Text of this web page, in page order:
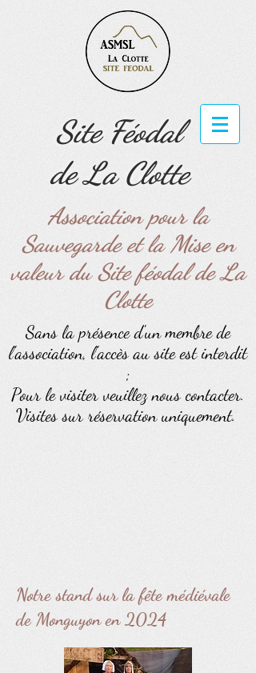
Site Féodal
de La Clotte
Association pour la
Sauvegarde et la Mise en
valeur du Site féodal de La
Clotte
Sans la présence d'un membre de
l'association, l'accès au site est interdit
;
Pour le visiter veuillez nous contacter.
Visites sur réservation uniquement.
Notre stand sur la fête médiévale
de Monguyon en 2024